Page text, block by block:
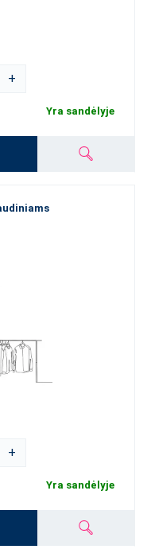
+
Yra sandėlyje
+
Yra sandėlyje